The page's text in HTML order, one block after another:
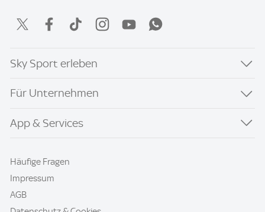
Sky Sport erleben
Für Unternehmen
App & Services
Häufige Fragen
Impressum
AGB